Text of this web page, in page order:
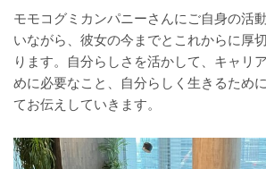
モモコグミカンパニーさんにご自身の活
いながら、彼女の今までとこれからに厚
ります。自分らしさを活かして、キャリ
めに必要なこと、自分らしく生きるため
てお伝えしていきます。